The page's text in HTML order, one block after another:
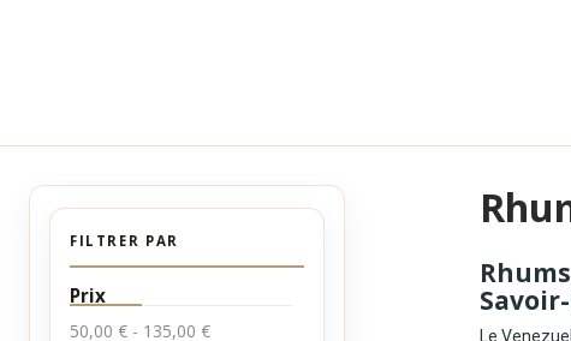
FILTRER PAR
Prix
50,00 € - 135,00 €
Le